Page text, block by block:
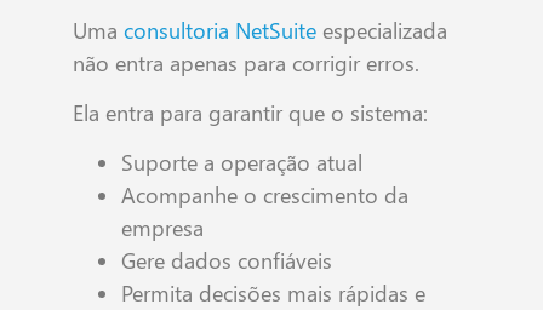
Uma consultoria NetSuite especializada
não entra apenas para corrigir erros.
Ela entra para garantir que o sistema:
Suporte a operação atual
Acompanhe o crescimento da
empresa
Gere dados confiáveis
Permita decisões mais rápidas e